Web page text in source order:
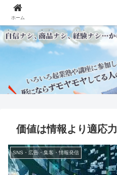
価値は情報より適応力
SNS・広告・集客・情報発信
ホーム